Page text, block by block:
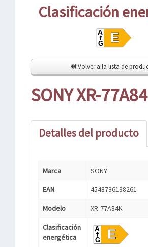
Clasificación
Volver a la lista de
SONY XR-
Detalles del producto
Marca SONY
EAN 4548736138261
Modelo XR-77A84K
Clasificación
energética